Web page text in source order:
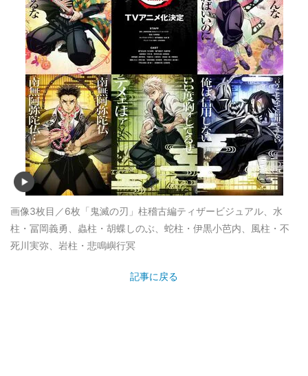
画像3枚目／6枚 「鬼滅の刃」柱稽古編ティザービジュアル、水
柱・冨岡義勇、蟲柱・胡蝶しのぶ、蛇柱・伊黒小芭内、風柱・不
死川実弥、岩柱・悲鳴嶼行冥
記事に戻る